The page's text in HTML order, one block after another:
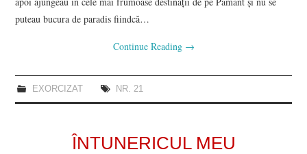
NUMĂRUL 49 /
APRILIE 2018
puteau bucura de paradis fiindcă…
Continue Reading →
EXORCIZAT NR. 21
ÎNTUNERICUL MEU